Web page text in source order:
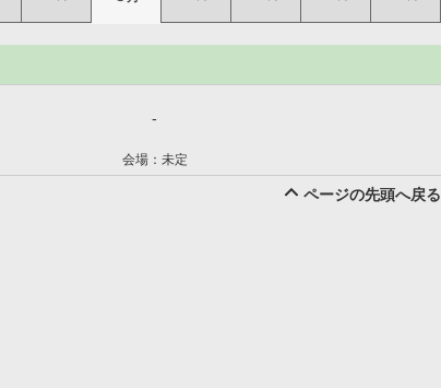
-
会場：未定
ページの先頭へ戻る